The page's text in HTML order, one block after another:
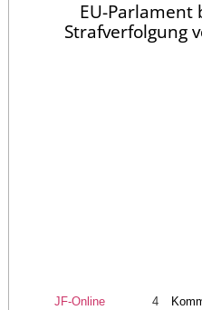
EU-
Strafverfolgung
JF-Online 4